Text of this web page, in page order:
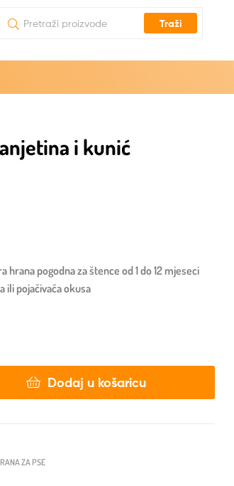
Traži
i kunić
hrana pogodna za štence od 1 do 12 mjeseci
ili pojačivača okusa
Dodaj u košaricu
ZA PSE